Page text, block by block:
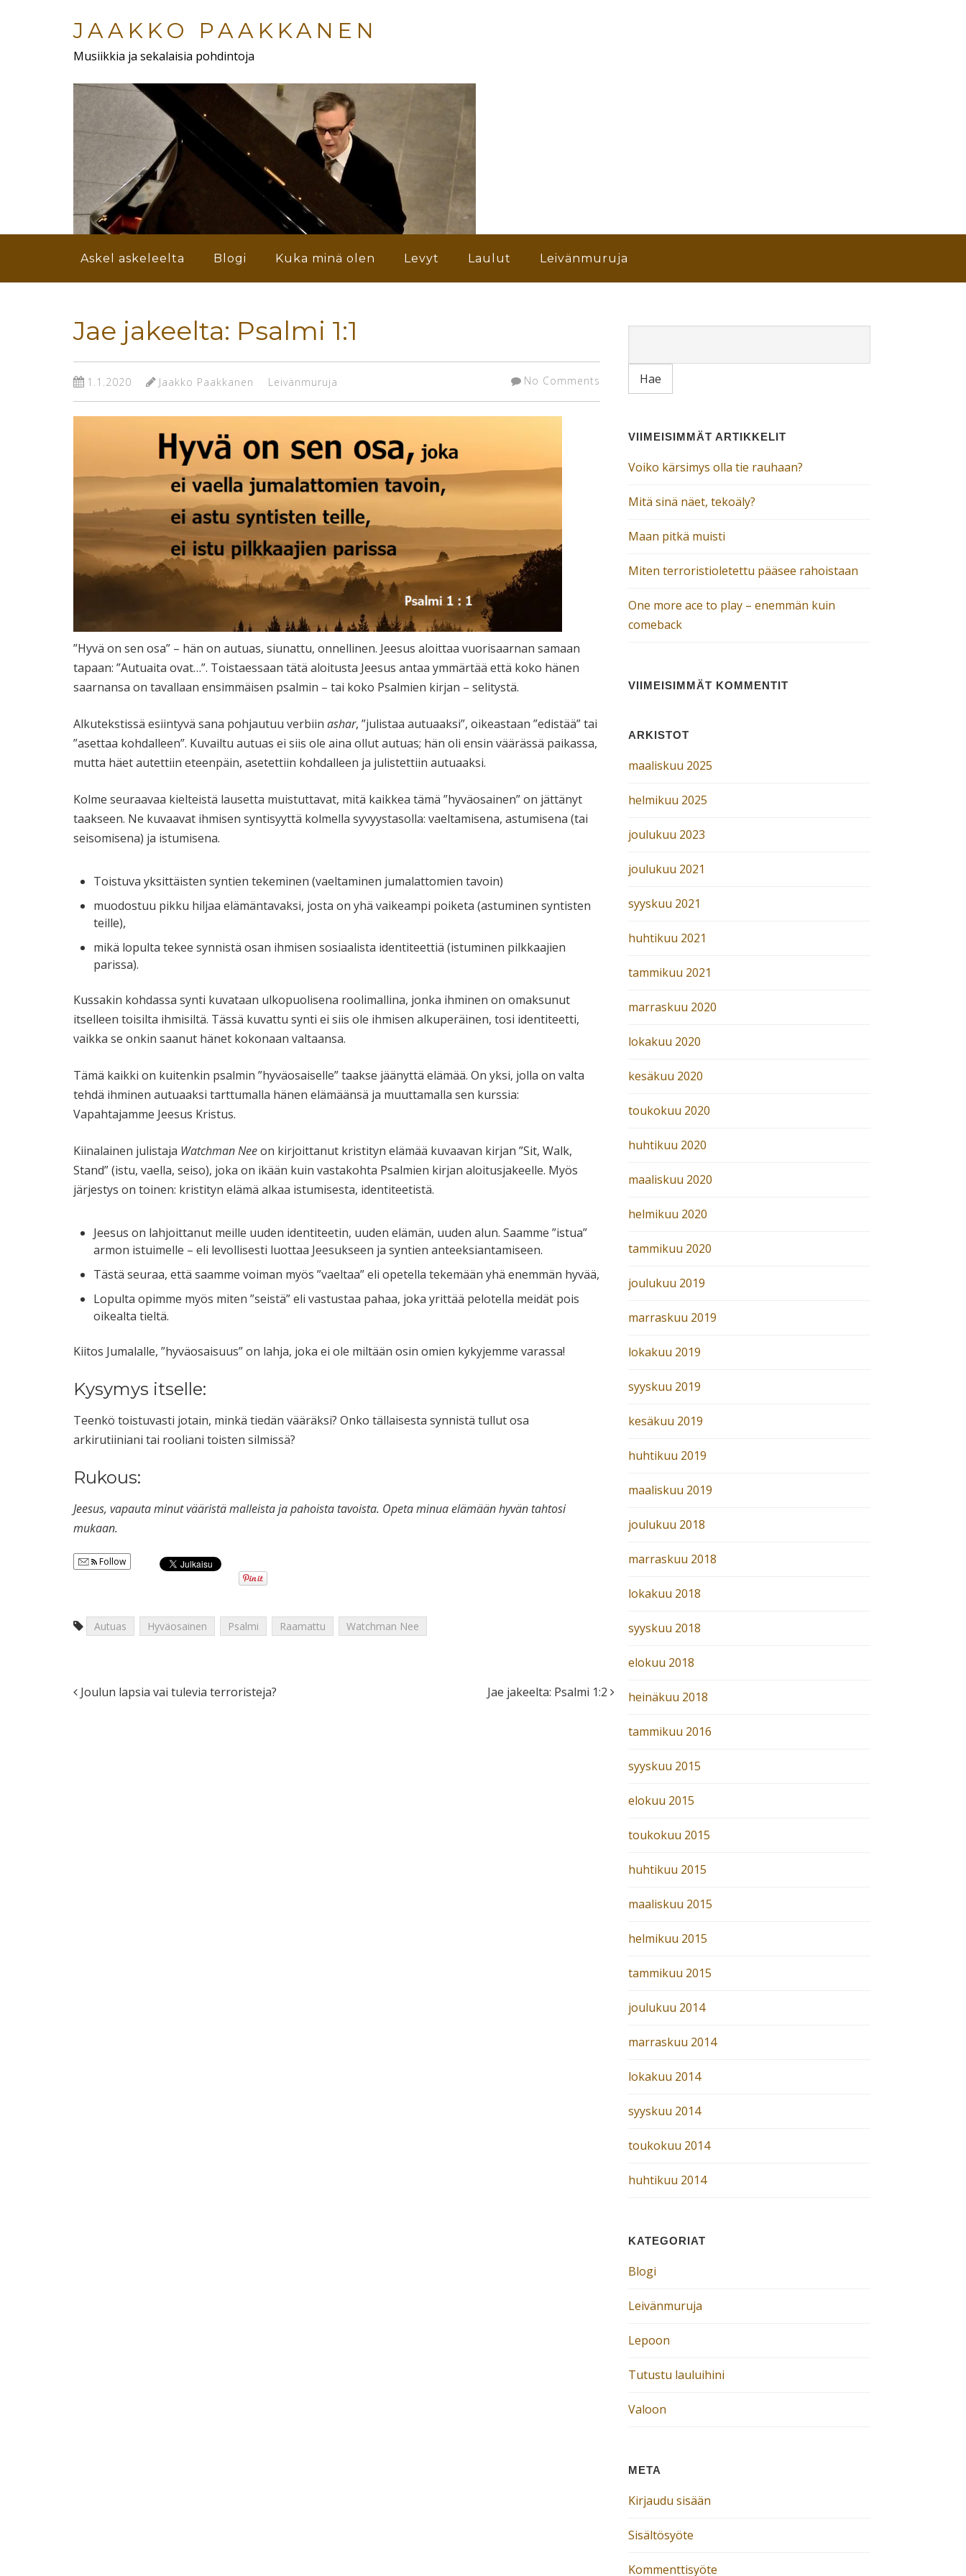
JAAKKO PAAKKANEN
Musiikkia ja sekalaisia pohdintoja
Menu
Askel askeleelta Blogi Kuka minä olen Levyt Laulut Leivänmuruja
Jae jakeelta: Psalmi 1:1
1.1.2020 Jaakko Paakkanen Leivänmuruja No Comments
”Hyvä on sen osa” – hän on autuas, siunattu, onnellinen. Jeesus aloittaa vuorisaarnan samaan
tapaan: ”Autuaita ovat…”. Toistaessaan tätä aloitusta Jeesus antaa ymmärtää että koko hänen
saarnansa on tavallaan ensimmäisen psalmin – tai koko Psalmien kirjan – selitystä.
Alkutekstissä esiintyvä sana pohjautuu verbiin ashar, ”julistaa autuaaksi”, oikeastaan ”edistää” tai
”asettaa kohdalleen”. Kuvailtu autuas ei siis ole aina ollut autuas; hän oli ensin väärässä paikassa,
mutta häet autettiin eteenpäin, asetettiin kohdalleen ja julistettiin autuaaksi.
Kolme seuraavaa kielteistä lausetta muistuttavat, mitä kaikkea tämä ”hyväosainen” on jättänyt
taakseen. Ne kuvaavat ihmisen syntisyyttä kolmella syvyystasolla: vaeltamisena, astumisena (tai
seisomisena) ja istumisena.
Toistuva yksittäisten syntien tekeminen (vaeltaminen jumalattomien tavoin)
muodostuu pikku hiljaa elämäntavaksi, josta on yhä vaikeampi poiketa (astuminen syntisten
teille),
mikä lopulta tekee synnistä osan ihmisen sosiaalista identiteettiä (istuminen pilkkaajien
parissa).
Kussakin kohdassa synti kuvataan ulkopuolisena roolimallina, jonka ihminen on omaksunut
itselleen toisilta ihmisiltä. Tässä kuvattu synti ei siis ole ihmisen alkuperäinen, tosi identiteetti,
vaikka se onkin saanut hänet kokonaan valtaansa.
Tämä kaikki on kuitenkin psalmin ”hyväosaiselle” taakse jäänyttä elämää. On yksi, jolla on valta
tehdä ihminen autuaaksi tarttumalla hänen elämäänsä ja muuttamalla sen kurssia:
Vapahtajamme Jeesus Kristus.
Kiinalainen julistaja Watchman Neeon kirjoittanut kristityn elämää kuvaavan kirjan ”Sit, Walk,
Stand” (istu, vaella, seiso), joka on ikään kuin vastakohta Psalmien kirjan aloitusjakeelle. Myös
järjestys on toinen: kristityn elämä alkaa istumisesta, identiteetistä.
Jeesus on lahjoittanut meille uuden identiteetin, uuden elämän, uuden alun. Saamme ”istua”
armon istuimelle – eli levollisesti luottaa Jeesukseen ja syntien anteeksiantamiseen.
Tästä seuraa, että saamme voiman myös ”vaeltaa” eli opetella tekemään yhä enemmän hyvää,
Lopulta opimme myös miten ”seistä” eli vastustaa pahaa, joka yrittää pelotella meidät pois
oikealta tieltä.
Kiitos Jumalalle, ”hyväosaisuus” on lahja, joka ei ole miltään osin omien kykyjemme varassa!
Kysymys itselle:
Teenkö toistuvasti jotain, minkä tiedän vääräksi? Onko tällaisesta synnistä tullut osa
arkirutiiniani tai rooliani toisten silmissä?
Rukous:
Jeesus, vapauta minut vääristä malleista ja pahoista tavoista. Opeta minua elämään hyvän tahtosi
mukaan.
Follow
Autuas Hyväosainen Psalmi Raamattu Watchman Nee
Post navigation
Joulun lapsia vai tulevia terroristeja? Jae jakeelta: Psalmi 1:2
VIIMEISIMMÄT ARTIKKELIT
Voiko kärsimys olla tie rauhaan?
Mitä sinä näet, tekoäly?
Maan pitkä muisti
Miten terroristioletettu pääsee rahoistaan
One more ace to play – enemmän kuin
comeback
VIIMEISIMMÄT KOMMENTIT
ARKISTOT
maaliskuu 2025
helmikuu 2025
joulukuu 2023
joulukuu 2021
syyskuu 2021
huhtikuu 2021
tammikuu 2021
marraskuu 2020
lokakuu 2020
kesäkuu 2020
toukokuu 2020
huhtikuu 2020
maaliskuu 2020
helmikuu 2020
tammikuu 2020
joulukuu 2019
marraskuu 2019
lokakuu 2019
syyskuu 2019
kesäkuu 2019
huhtikuu 2019
maaliskuu 2019
joulukuu 2018
marraskuu 2018
lokakuu 2018
syyskuu 2018
elokuu 2018
heinäkuu 2018
tammikuu 2016
syyskuu 2015
elokuu 2015
toukokuu 2015
huhtikuu 2015
maaliskuu 2015
helmikuu 2015
tammikuu 2015
joulukuu 2014
marraskuu 2014
lokakuu 2014
syyskuu 2014
toukokuu 2014
huhtikuu 2014
KATEGORIAT
Blogi
Leivänmuruja
Lepoon
Tutustu lauluihini
Valoon
META
Kirjaudu sisään
Sisältösyöte
Kommenttisyöte